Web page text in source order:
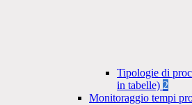
Tipologie di
in tabelle) 2
Monitoraggio tempi